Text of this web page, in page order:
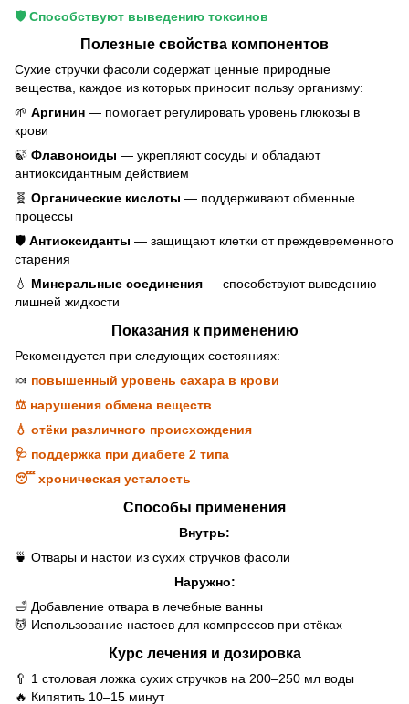
🛡️ Способствуют выведению токсинов
Полезные свойства компонентов
Сухие стручки фасоли содержат ценные природные
вещества, каждое из которых приносит пользу организму:
🌱 Аргинин — помогает регулировать уровень глюкозы в
крови
🍃 Флавоноиды — укрепляют сосуды и обладают
антиоксидантным действием
🧬 Органические кислоты — поддерживают обменные
процессы
🛡️ Антиоксиданты — защищают клетки от преждевременного
старения
💧 Минеральные соединения — способствуют выведению
лишней жидкости
Показания к применению
Рекомендуется при следующих состояниях:
🍬 повышенный уровень сахара в крови
⚖️ нарушения обмена веществ
💧 отёки различного происхождения
🩺 поддержка при диабете 2 типа
😴 хроническая усталость
Способы применения
Внутрь:
🍵 Отвары и настои из сухих стручков фасоли
Наружно:
🛁 Добавление отвара в лечебные ванны
💆 Использование настоев для компрессов при отёках
Курс лечения и дозировка
🥄 1 столовая ложка сухих стручков на 200–250 мл воды
🔥 Кипятить 10–15 минут